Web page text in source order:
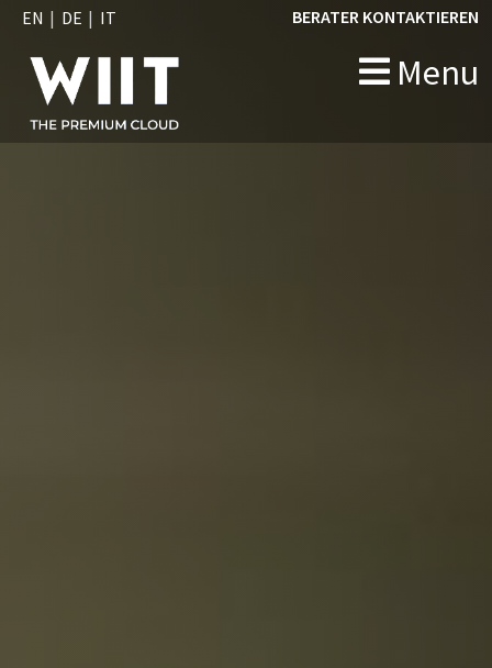
EN DE IT
Menu
BERATER KONTAKTIEREN